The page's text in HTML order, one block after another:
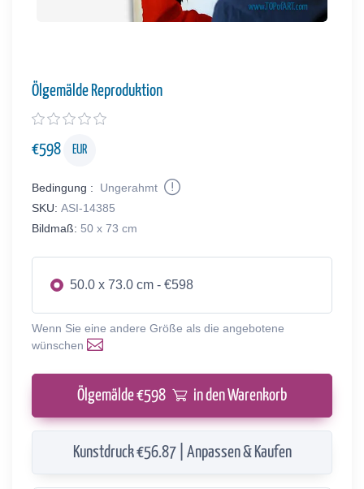
Ölgemälde Reproduktion
€598 EUR
Bedingung :
Ungerahmt
SKU: ASI-14385
Bildmaß: 50 x 73 cm
50.0 x 73.0 cm - €598
Wenn Sie eine andere Größe als die angebotene
wünschen
Ölgemälde €598 in den Warenkorb
Kunstdruck €56.87 | Anpassen & Kaufen